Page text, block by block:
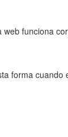
funciona
forma cuando